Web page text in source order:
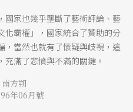
國家也幾乎壟斷了藝術評論、藝
化霸權」，國家統合了贊助的分
，當然也就有了懷疑與歧視，這
滿了悲憤與不滿的關鍵。
南方朔
年06月號